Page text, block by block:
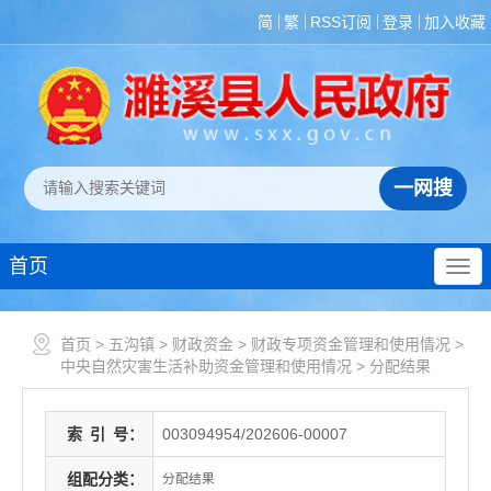
简 繁 RSS订阅 登录 加入收藏
首页
首页 > 五沟镇 > 财政资金 > 财政专项资金管理和使用情况 >
中央自然灾害生活补助资金管理和使用情况 > 分配结果
索 引 号： 003094954/202606-00007
组配分类： 分配结果